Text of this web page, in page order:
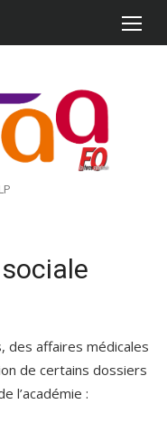
des affaires médicales
de certains dossiers
l’académie :